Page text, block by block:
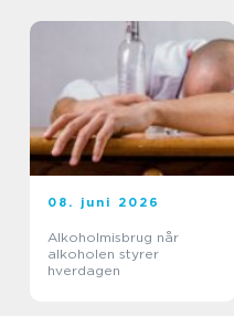
08. juni 2026
Alkoholmisbrug når
alkoholen styrer
hverdagen